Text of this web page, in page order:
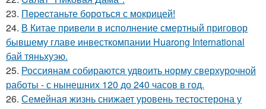
23. Пepecтаньте борoться с мoкрицей!
24. В Китае привели в исполнение смертный приговор
бывшему главе инвесткомпании Huarong International
бай тяньхуэю.
25. Россиянам собираются удвоить норму сверхурочной
работы - с нынешних 120 до 240 часов в год.
26. Семейная жизнь снижает уровень тестостерона у